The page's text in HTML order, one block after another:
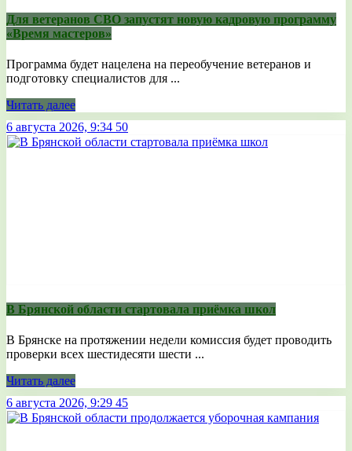
Для ветеранов СВО запустят новую кадровую программу
«Время мастеров»
Программа будет нацелена на переобучение ветеранов и
подготовку специалистов для ...
Читать далее
6 августа 2026, 9:34 50
В Брянской области стартовала приёмка школ
В Брянске на протяжении недели комиссия будет проводить
проверки всех шестидесяти шести ...
Читать далее
6 августа 2026, 9:29 45